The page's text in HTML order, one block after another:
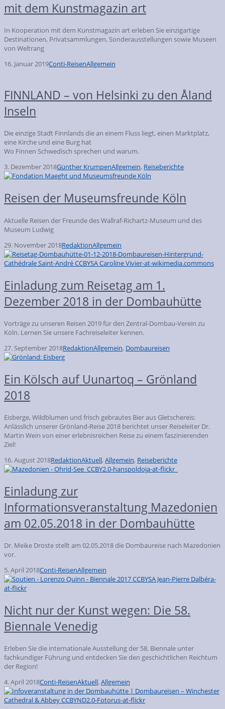
mit dem Kunstmagazin art
In Kooperation mit dem Kunstmagazin art erleben Sie einzigartige
Destinationen, Privatsammlungen, Sonderausstellungen sowie Museen
von Weltrang
16. Januar 2019Conti-ReisenAllgemein
FINNLAND – von Helsinki zu den Åland
Inseln
Die einzige Stadt Finnlands die an einem Fluss liegt, einen Marktplatz,
eine Kirche und eine Burg hat
Wo Finnen Schwedisch sprechen und warum.
3. Dezember 2018Günther KrumpenAllgemein, Reiseberichte
Reisen der Museumsfreunde Köln
Aktuelle Reisen der Freunde des Wallraf-Richartz-Museum und des
Museum Ludwig
29. November 2018RedaktionAllgemein
Einladung zum Reisetag am 1.
Dezember 2018 in der Dombauhütte
Vorträge zu unseren Reisen 2019 für den Zentral-Dombau-Verein zu
Köln. Lernen Sie unsere Fachreiseleiter kennen.
27. September 2018RedaktionAllgemein, Dombaureisen
Ein Kölsch auf Uunartoq – Grönland
2018
Eisberge, Wildblumen und frisch gebrautes Bier aus Gletschereis:
Anlässlich unserer Grönland-Reise 2018 berichtet unser Reiseleiter Dr.
Martin Wein von einer erlebnisreichen Reise zu einem faszinierenden
Ziel!
16. August 2018RedaktionAktuell, Allgemein, Reiseberichte
Einladung zur
Informationsveranstaltung Mazedonien
am 02.05.2018 in der Dombauhütte
Dr. Meike Droste stellt am 02.05.2018 die Dombaureise nach Mazedonien
vor.
5. April 2018Conti-ReisenAllgemein
Nicht nur der Kunst wegen: Die 58.
Biennale Venedig
Erleben Sie die internationale Ausstellung der 58. Biennale unter
fachkundiger Führung und entdecken Sie den geschichtlichen Reichtum
der Region!
4. April 2018Conti-ReisenAktuell, Allgemein